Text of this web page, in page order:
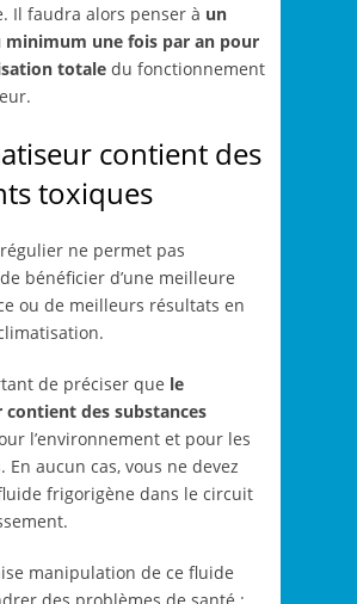
Il faudra alors penser à un
minimum une fois par an pour
totale du fonctionnement
contient des
toxiques
régulier ne permet pas
bénéficier d’une meilleure
ou de meilleurs résultats en
de préciser que le
des substances
l’environnement et pour les
En aucun cas, vous ne devez
frigorigène dans le circuit
manipulation de ce fluide